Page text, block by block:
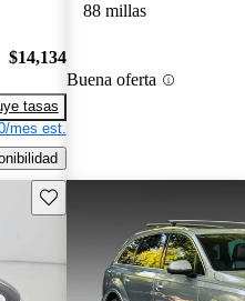
$14,134
tasas
mes est.
88 millas
Buena oferta
Guarda este Aviso